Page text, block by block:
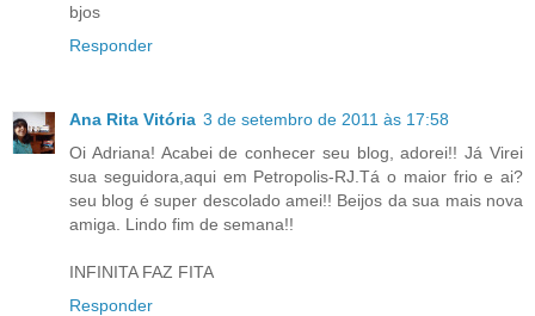
bjos
Responder
Ana Rita Vitória 3 de setembro de 2011 às 17:58
Oi Adriana! Acabei de conhecer seu blog, adorei!! Já Virei
sua seguidora,aqui em Petropolis-RJ.Tá o maior frio e ai?
seu blog é super descolado amei!! Beijos da sua mais nova
amiga. Lindo fim de semana!!
INFINITA FAZ FITA
Responder